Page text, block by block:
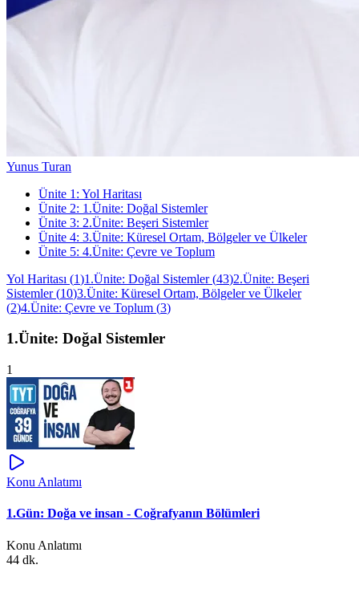
Yunus Turan
Ünite 1 : Yol Haritası
Ünite 2: 1.Ünite: Doğal Sistemler
Ünite 3: 2.Ünite: Beşeri Sistemler
Ünite 4: 3.Ünite: Küresel Ortam, Bölgeler ve Ülkeler
Ünite 5: 4.Ünite: Çevre ve Toplum
Yol Haritası (1)1.Ünite: Doğal Sistemler(43)2.Ünite: Beşeri
Sistemler(10)3.Ünite: Küresel Ortam, Bölgeler ve Ülkeler
(2)4.Ünite: Çevre ve Toplum (3)
1.Ünite: Doğal Sistemler
1
Konu Anlatımı
1.Gün: Doğa ve insan - Coğrafyanın Bölümleri
Konu Anlatımı
44 dk.